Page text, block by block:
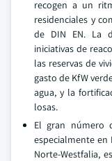
recogen a un
residenciales y
de DIN EN. La
iniciativas de
las reservas de
gasto de KfW
agua, y la
losas.
El gran número
especialmente en
Norte-Westfalia,